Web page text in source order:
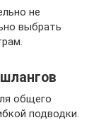
не
выбрать
общего
подводки.